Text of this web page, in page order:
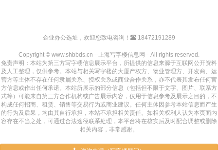
企业办公选址，欢迎您致电咨询！ 18472191289
Copyright © www.shbbds.cn --上海写字楼信息网-- All rights reserved.
免责声明：本站为第三方写字楼信息展示平台，所提供的信息来源于互联网公开资料
及人工整理，仅供参考。本站与相关写字楼的大厦产权方、物业管理方、开发商、运
营方等主体不存在任何隶属关系、授权关系或商业合作关系，亦不代表其发布任何官
方信息或作出任何承诺。本站所展示的部分信息（包括但不限于文字、图片、联系方
式等）可能来自第三方合作机构或广告展示内容，仅用于信息参考及展示之目的，不
构成任何招商、租赁、销售等交易行为或商业建议。任何主体因参考本站信息而产生
的行为及后果，均由其自行承担，本站不承担相关责任。如相关权利人认为本页面内
容存在不当之处，可通过合法途径联系处理，本平台将在核实后及时配合调整或删除
相关内容，非常感谢。